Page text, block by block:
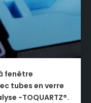
fenêtre
tubes en verre
-TOQUARTZ®.